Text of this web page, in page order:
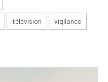
télévision vigilance